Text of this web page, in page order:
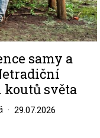
samy a
světa
29.07.2026